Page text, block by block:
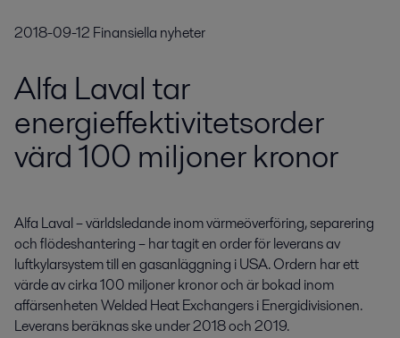
2018-09-12 Finansiella nyheter
Alfa Laval tar
energieffektivitetsorder
värd 100 miljoner kronor
Alfa Laval – världsledande inom värmeöverföring, separering
och flödeshantering – har tagit en order för leverans av
luftkylarsystem till en gasanläggning i USA. Ordern har ett
värde av cirka 100 miljoner kronor och är bokad inom
affärsenheten Welded Heat Exchangers i Energidivisionen.
Leverans beräknas ske under 2018 och 2019.